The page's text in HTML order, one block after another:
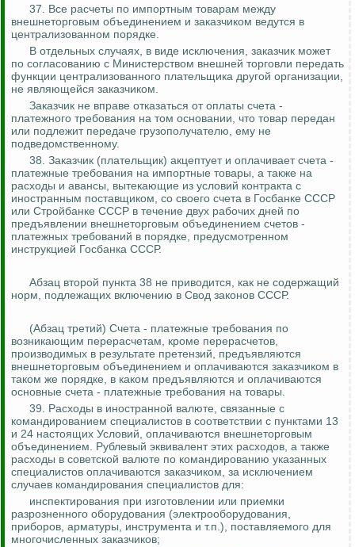
37. Все расчеты по импортным товарам между
внешнеторговым объединением и заказчиком ведутся в
централизованном порядке.
В отдельных случаях, в виде исключения, заказчик может
по согласованию с Министерством внешней торговли передать
функции централизованного плательщика другой организации,
не являющейся заказчиком.
Заказчик не вправе отказаться от оплаты счета -
платежного требования на том основании, что товар передан
или подлежит передаче грузополучателю, ему не
подведомственному.
38. Заказчик (плательщик) акцептует и оплачивает счета -
платежные требования на импортные товары, а также на
расходы и авансы, вытекающие из условий контракта с
иностранным поставщиком, со своего счета в Госбанке СССР
или Стройбанке СССР в течение двух рабочих дней по
предъявлении внешнеторговым объединением счетов -
платежных требований в порядке, предусмотренном
инструкцией Госбанка СССР.
Абзац второй пункта 38 не приводится, как не содержащий
норм, подлежащих включению в Свод законов СССР.
(Абзац третий) Счета - платежные требования по
возникающим перерасчетам, кроме перерасчетов,
производимых в результате претензий, предъявляются
внешнеторговым объединением и оплачиваются заказчиком в
таком же порядке, в каком предъявляются и оплачиваются
основные счета - платежные требования на товары.
39. Расходы в иностранной валюте, связанные с
командированием специалистов в соответствии с пунктами 13
и 24 настоящих Условий, оплачиваются внешнеторговым
объединением. Рублевый эквивалент этих расходов, а также
расходы в советской валюте по командированию указанных
специалистов оплачиваются заказчиком, за исключением
случаев командирования специалистов для:
инспектирования при изготовлении или приемки
разрозненного оборудования (электрооборудования,
приборов, арматуры, инструмента и т.п.), поставляемого для
многочисленных заказчиков;